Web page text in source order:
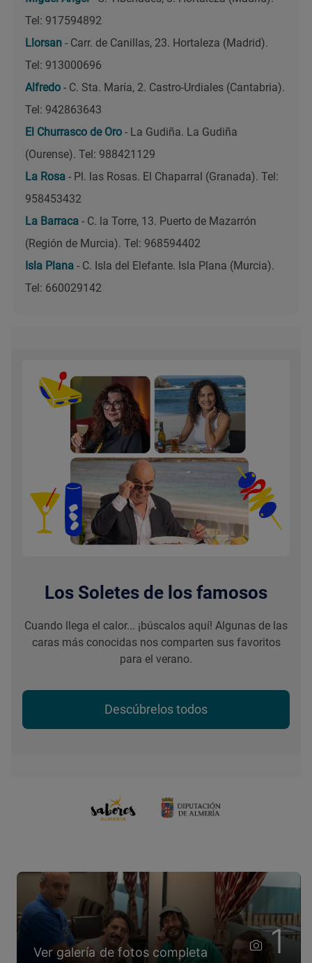
Tel: 917594892
Llorsan - Carr. de Canillas, 23. Hortaleza (Madrid).
Tel: 913000696
Alfredo - C. Sta. María, 2. Castro-Urdiales (Cantabria).
Tel: 942863643
El Churrasco de Oro - La Gudiña. La Gudiña
(Ourense). Tel: 988421129
La Rosa - Pl. las Rosas. El Chaparral (Granada). Tel:
958453432
La Barraca - C. la Torre, 13. Puerto de Mazarrón
(Región de Murcia). Tel: 968594402
Isla Plana - C. Isla del Elefante. Isla Plana (Murcia).
Tel: 660029142
Los Soletes de los famosos
Cuando llega el calor... ¡búscalos aquí! Algunas de las
caras más conocidas nos comparten sus favoritos
para el verano.
Descúbrelos todos
Ver galería de fotos completa 1